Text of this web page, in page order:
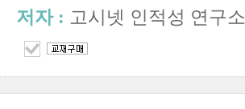
저자 : 고시넷 인적성 연구소